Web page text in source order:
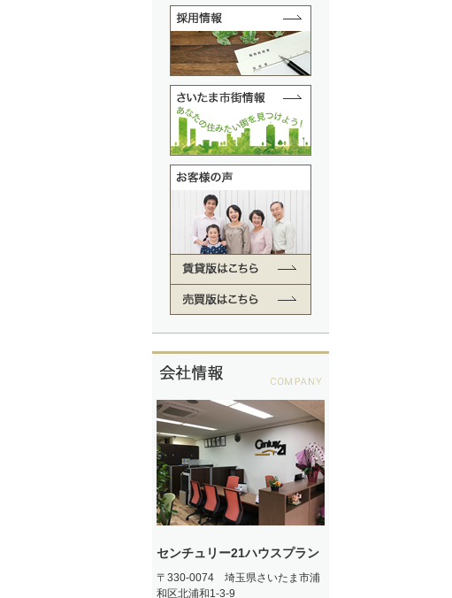
センチュリー21ハウスプラン
〒330-0074 埼玉県さいたま市浦
和区北浦和1-3-9